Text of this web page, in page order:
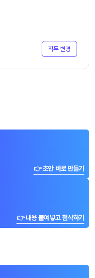
직무 변경
👉 초안 바로 만들기
👉 내용 붙여넣고 첨삭하기